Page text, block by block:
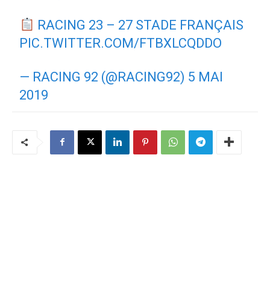
RACING 23 – 27 STADE FRANÇAIS
PIC.TWITTER.COM/FTBXLCQDDO
— RACING 92 (@RACING92) 5 MAI
2019